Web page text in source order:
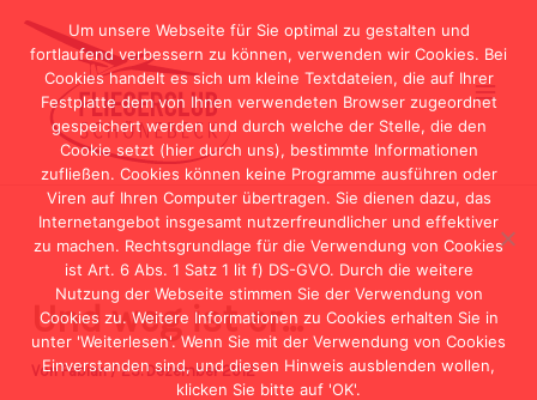
Zum
Inhalt
springen
Und weg ist er…
VonFabian/23. Dezember 2012
Um unsere Webseite für Sie optimal zu gestalten und
fortlaufend verbessern zu können, verwenden wir Cookies. Bei
Cookies handelt es sich um kleine Textdateien, die auf Ihrer
Festplatte dem von Ihnen verwendeten Browser zugeordnet
gespeichert werden und durch welche der Stelle, die den
Cookie setzt (hier durch uns), bestimmte Informationen
zufließen. Cookies können keine Programme ausführen oder
Viren auf Ihren Computer übertragen. Sie dienen dazu, das
Internetangebot insgesamt nutzerfreundlicher und effektiver
zu machen. Rechtsgrundlage für die Verwendung von Cookies
ist Art. 6 Abs. 1 Satz 1 lit f) DS-GVO. Durch die weitere
Nutzung der Webseite stimmen Sie der Verwendung von
Cookies zu. Weitere Informationen zu Cookies erhalten Sie in
unter 'Weiterlesen'. Wenn Sie mit der Verwendung von Cookies
Einverstanden sind, und diesen Hinweis ausblenden wollen,
klicken Sie bitte auf 'OK'.